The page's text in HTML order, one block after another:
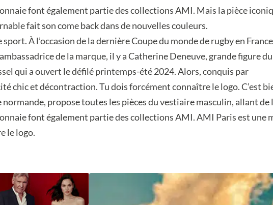
font également partie des collections AMI. Mais la pièce
fait son come back dans de nouvelles couleurs.
À l’occasion de la dernière Coupe du monde de rugby en
de la marque, il y a Catherine Deneuve, grande figure
qui a ouvert le défilé printemps-été 2024. Alors, conquis par
chic et décontraction. Tu dois forcément connaître le logo. C’est
propose toutes les pièces du vestiaire masculin, allant de
font également partie des collections AMI. AMI Paris est une
le logo.